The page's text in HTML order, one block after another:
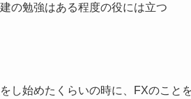
の勉強はある程度の役には立つ
し始めたくらいの時に、 FXのこと